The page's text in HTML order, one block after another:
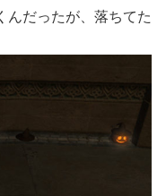
んだったが、落ちてた